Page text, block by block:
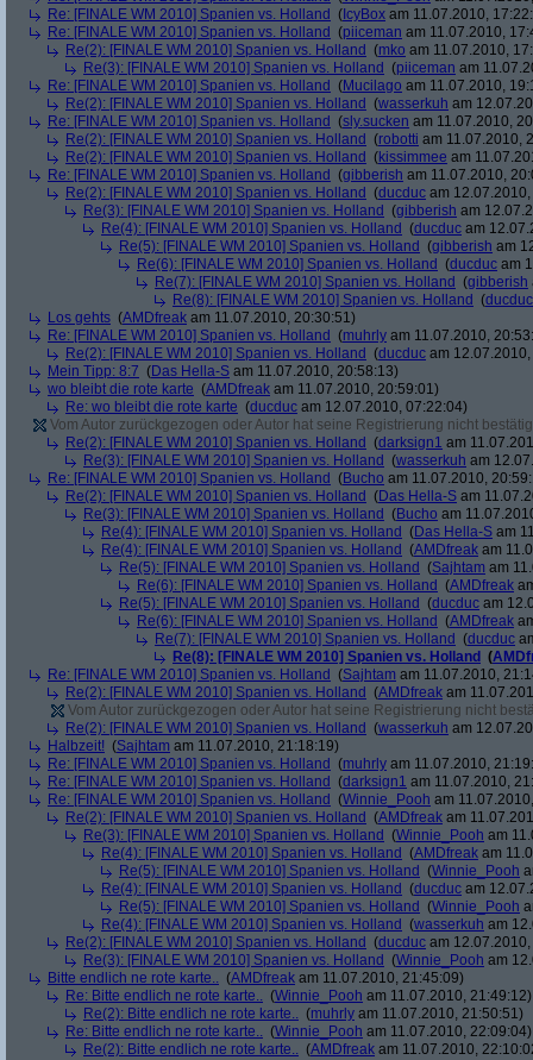
Re: [FINALE WM 2010] Spanien vs. Holland ( IcyBox am 11.07.2010,
Re: [FINALE WM 2010] Spanien vs. Holland (piiceman am 11.07.2010,
Re(2): [FINALE WM 2010] Spanien vs. Holland (mko am 11.07.2010,
Re(3): [FINALE WM 2010] Spanien vs. Holland (piiceman am
Re: [FINALE WM 2010] Spanien vs. Holland (Mucilago am 11.07.2010,
Re(2): [FINALE WM 2010] Spanien vs. Holland (wasserkuh am
Re: [FINALE WM 2010] Spanien vs. Holland (sly.sucken am 11.07.2010,
Re(2): [FINALE WM 2010] Spanien vs. Holland (robotti am 11.07.2010,
Re(2): [FINALE WM 2010] Spanien vs. Holland (kissimmee am
Re: [FINALE WM 2010] Spanien vs. Holland (gibberish am 11.07.2010,
Re(2): [FINALE WM 2010] Spanien vs. Holland (ducduc am
Re(3): [FINALE WM 2010] Spanien vs. Holland (gibberish am
Re(4): [FINALE WM 2010] Spanien vs. Holland (ducduc am
Re(5): [FINALE WM 2010] Spanien vs. Holland (gibberish am
Re(6): [FINALE WM 2010] Spanien vs. Holland (ducduc am
Re(7): [FINALE WM 2010] Spanien vs. Holland (gibberish
Re(8): [FINALE WM 2010] Spanien vs. Holland (ducduc
Los gehts (AMDfreak am 11.07.2010, 20:30:51)
Re: [FINALE WM 2010] Spanien vs. Holland (muhrly am 11.07.2010,
Re(2): [FINALE WM 2010] Spanien vs. Holland (ducduc am
Mein Tipp: 8:7 (Das Hella-S am 11.07.2010, 20:58:13)
wo bleibt die rote karte (AMDfreak am 11.07.2010, 20:59:01)
Re: wo bleibt die rote karte (ducduc am 12.07.2010, 07:22:04)
Vom Autor zurückgezogen oder Autor hat seine Registrierung nicht
Re(2): [FINALE WM 2010] Spanien vs. Holland (darksign1 am
Re(3): [FINALE WM 2010] Spanien vs. Holland (wasserkuh am
Re: [FINALE WM 2010] Spanien vs. Holland (Bucho am 11.07.2010,
Re(2): [FINALE WM 2010] Spanien vs. Holland (Das Hella-S am
Re(3): [FINALE WM 2010] Spanien vs. Holland (Bucho am
Re(4): [FINALE WM 2010] Spanien vs. Holland (Das Hella-S am
Re(4): [FINALE WM 2010] Spanien vs. Holland (AMDfreak am
Re(5): [FINALE WM 2010] Spanien vs. Holland (Sajhtam am
Re(6): [FINALE WM 2010] Spanien vs. Holland (AMDfreak
Re(5): [FINALE WM 2010] Spanien vs. Holland (ducduc am
Re(6): [FINALE WM 2010] Spanien vs. Holland (AMDfreak
Re(7): [FINALE WM 2010] Spanien vs. Holland (ducduc
Re(8): [FINALE WM 2010] Spanien vs. Holland (
Re: [FINALE WM 2010] Spanien vs. Holland (Sajhtam am 11.07.2010,
Re(2): [FINALE WM 2010] Spanien vs. Holland (AMDfreak am
Vom Autor zurückgezogen oder Autor hat seine Registrierung nicht
Re(2): [FINALE WM 2010] Spanien vs. Holland (wasserkuh am
Halbzeit! (Sajhtam am 11.07.2010, 21:18:19)
Re: [FINALE WM 2010] Spanien vs. Holland (muhrly am 11.07.2010,
Re: [FINALE WM 2010] Spanien vs. Holland (darksign1 am 11.07.2010,
Re: [FINALE WM 2010] Spanien vs. Holland (Winnie_Pooh am
Re(2): [FINALE WM 2010] Spanien vs. Holland (AMDfreak am
Re(3): [FINALE WM 2010] Spanien vs. Holland (Winnie_Pooh am
Re(4): [FINALE WM 2010] Spanien vs. Holland (AMDfreak am
Re(5): [FINALE WM 2010] Spanien vs. Holland (Winnie_Pooh
Re(4): [FINALE WM 2010] Spanien vs. Holland (ducduc am
Re(5): [FINALE WM 2010] Spanien vs. Holland (Winnie_Pooh
Re(4): [FINALE WM 2010] Spanien vs. Holland (wasserkuh am
Re(2): [FINALE WM 2010] Spanien vs. Holland (ducduc am
Re(3): [FINALE WM 2010] Spanien vs. Holland (Winnie_Pooh am
Bitte endlich ne rote karte.. (AMDfreak am 11.07.2010, 21:45:09)
Re: Bitte endlich ne rote karte.. (Winnie_Pooh am 11.07.2010, 21:49:12)
Re(2): Bitte endlich ne rote karte.. (muhrly am 11.07.2010, 21:50:51)
Re: Bitte endlich ne rote karte.. (Winnie_Pooh am 11.07.2010, 22:09:04)
Re(2): Bitte endlich ne rote karte.. (AMDfreak am 11.07.2010,